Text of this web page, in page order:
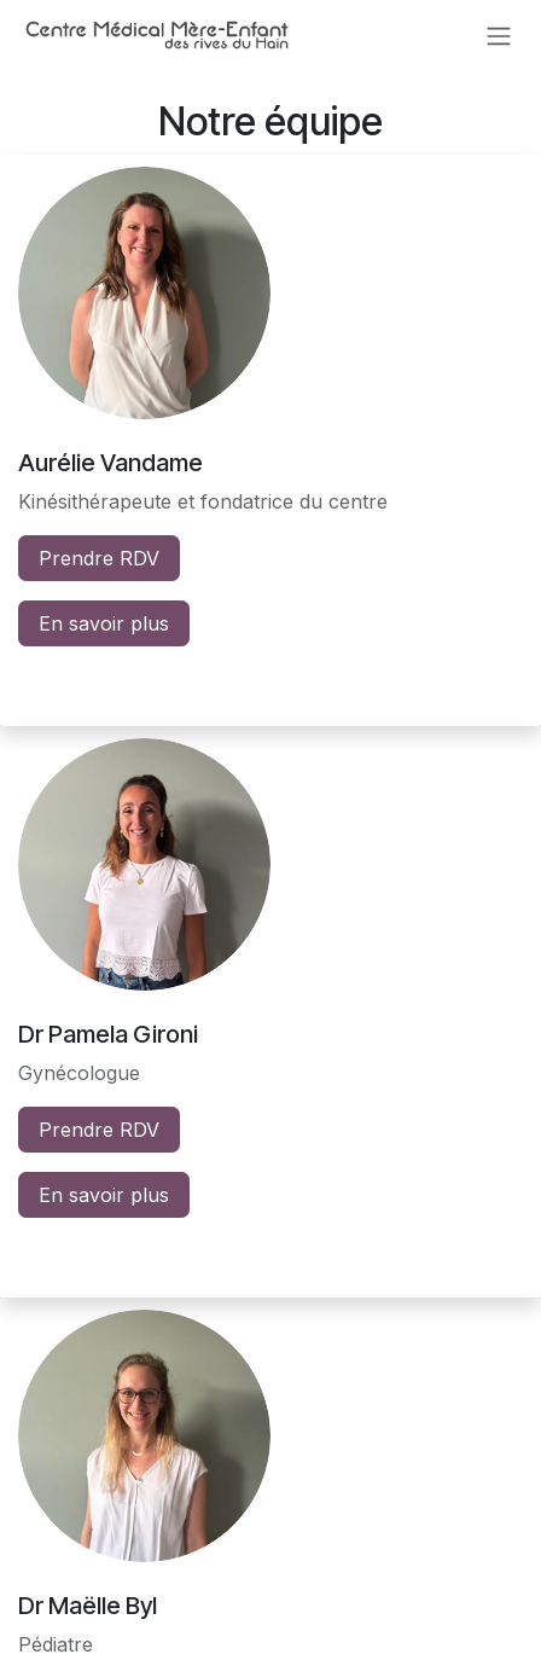
Notre équipe
Aurélie Vandame
Kinésithérapeute et fondatrice du centre
Prendre RDV
En savoir plus
Dr Pamela Gironi
Gynécologue
Prendre RDV
En savoir plus
Dr Maëlle Byl
Pédiatre